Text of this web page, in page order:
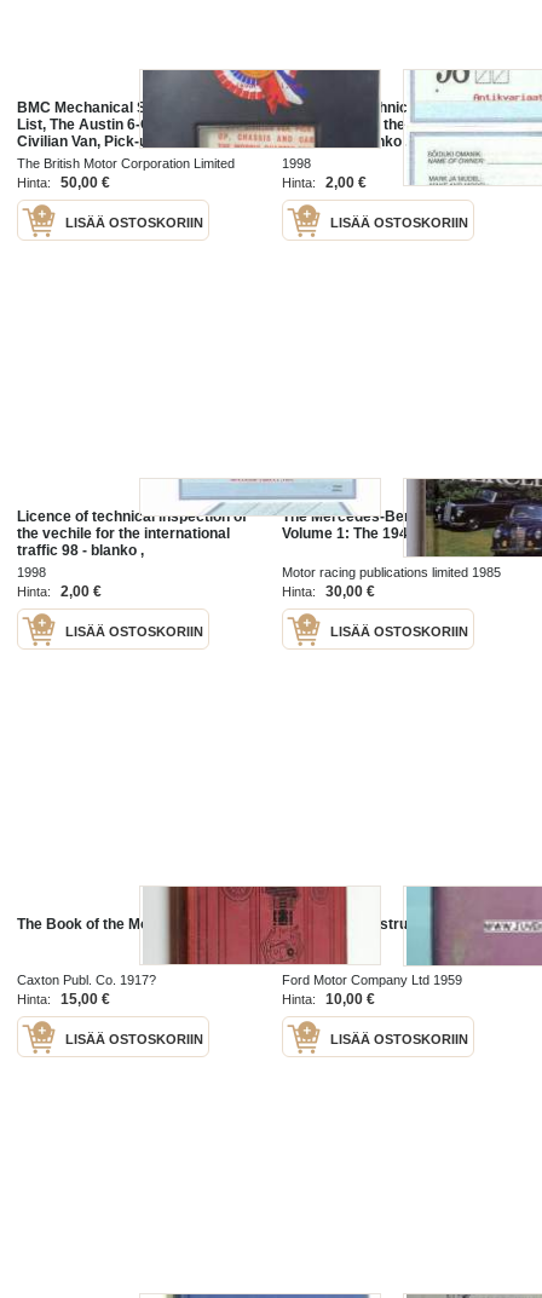
BMC Mechanical Service Parts
List, The Austin 6-CWT. and 8-CWT,
Civilian Van, Pick-up, Chassis and
Cab the Morris Quarter-ton, 6-CWT.
and 8-CWT. Civilian Van,
The British Motor Corporation Limited
1968
Hinta: 50,00 €
LISÄÄ OSTOSKORIIN
Licence of technical inspection of
the vechile for the international
traffic 98 - blanko ,
TEHNOULEVAATUSTE
TUNNISTUS
1998
Hinta:
2,00 €
LISÄÄ OSTOSKORIIN
Licence of technical inspection of
the vechile for the international
traffic 98 - blanko ,
TEHNOULEVAATUSTE
TUNNISTUS
1998
Hinta:
2,00 €
LISÄÄ OSTOSKORIIN
The Mercedes-Benz Since 1945 :
Volume 1: The 1940s and 1950s
Motor racing publications limited 1985
Hinta:
30,00 €
LISÄÄ OSTOSKORIIN
The Book of the Motor Car : Vol III
Caxton Publ. Co. 1917?
Hinta:
15,00 €
LISÄÄ OSTOSKORIIN
The Consul -instruction book
Ford Motor Company Ltd 1959
Hinta:
10,00 €
LISÄÄ OSTOSKORIIN